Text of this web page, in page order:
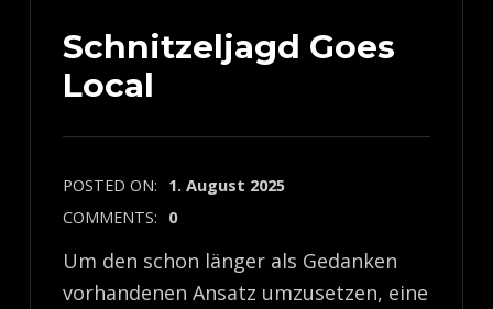
Schnitzeljagd Goes
Local
POSTED ON: 1. August 2025
COMMENTS: 0
Um den schon länger als Gedanken
vorhandenen Ansatz umzusetzen, eine